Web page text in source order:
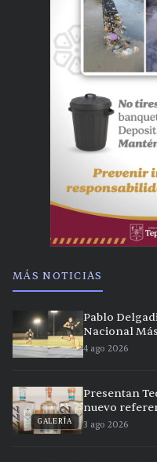
MÁS NOTICIAS
Pablo
Nacional
4 ago 2026
GALERÍA
Presentan
nuevo
3 ago 2026